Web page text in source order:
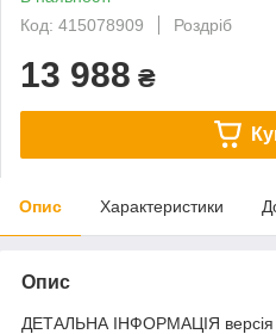
Код: 415078909
Роздріб
13 988 ₴
Опис Характеристики
Опис
ДЕТАЛЬНА ІНФОРМАЦІЯ версія